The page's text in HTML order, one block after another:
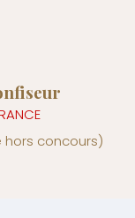
hors concours)